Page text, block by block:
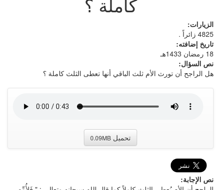
الزيارات:
4825 زائراً .
تاريخ إضافته:
18 رمضان 1433هـ
نص السؤال:
هل الراجح أن تورث الأم ثلث الباقي أنها تعطى الثلث كاملة ؟
تحميل 0.09MB
نص الإجابة: